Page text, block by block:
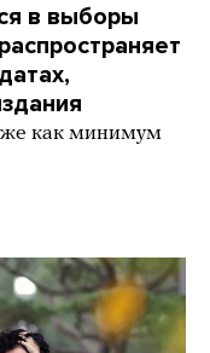
в выборы
как минимум